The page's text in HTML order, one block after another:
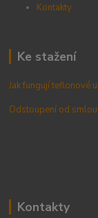
Kontakty
Ke stažení
Jak fungují teflonové
Odstoupení od
Kontakty